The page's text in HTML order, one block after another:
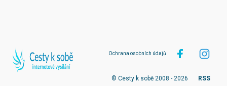
Ochrana osobních údajů
© Cesty k sobě 2008 - 2026 RSS